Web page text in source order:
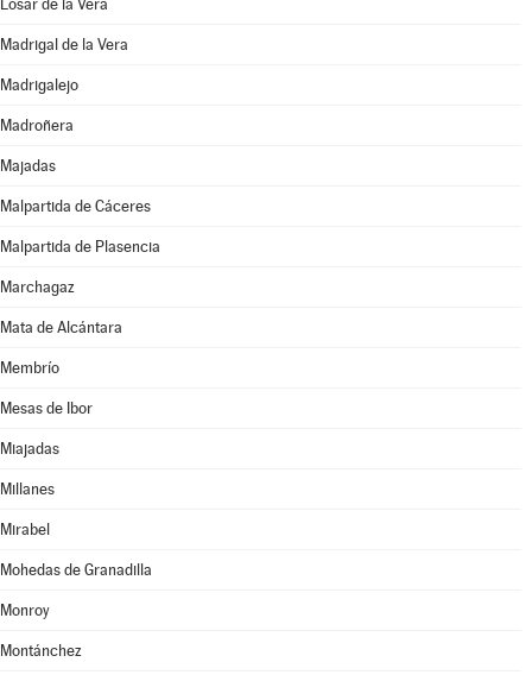
Losar de la Vera
Madrigal de la Vera
Madrigalejo
Madroñera
Majadas
Malpartida de Cáceres
Malpartida de Plasencia
Marchagaz
Mata de Alcántara
Membrío
Mesas de Ibor
Miajadas
Millanes
Mirabel
Mohedas de Granadilla
Monroy
Montánchez